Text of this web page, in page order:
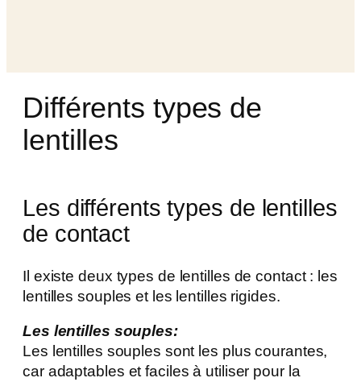
Différents types de
lentilles
Les différents types de lentilles
de contact
Il existe deux types de lentilles de contact : les
lentilles souples et les lentilles rigides.
Les lentilles souples:
Les lentilles souples sont les plus courantes,
car adaptables et faciles à utiliser pour la